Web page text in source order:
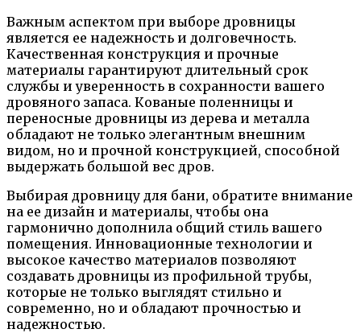
Важным аспектом при выборе дровницы
является ее надежность и долговечность.
Качественная конструкция и прочные
материалы гарантируют длительный срок
службы и уверенность в сохранности вашего
дровяного запаса. Кованые поленницы и
переносные дровницы из дерева и металла
обладают не только элегантным внешним
видом, но и прочной конструкцией, способной
выдержать большой вес дров.
Выбирая дровницу для бани, обратите внимание
на ее дизайн и материалы, чтобы она
гармонично дополнила общий стиль вашего
помещения. Инновационные технологии и
высокое качество материалов позволяют
создавать дровницы из профильной трубы,
которые не только выглядят стильно и
современно, но и обладают прочностью и
надежностью.